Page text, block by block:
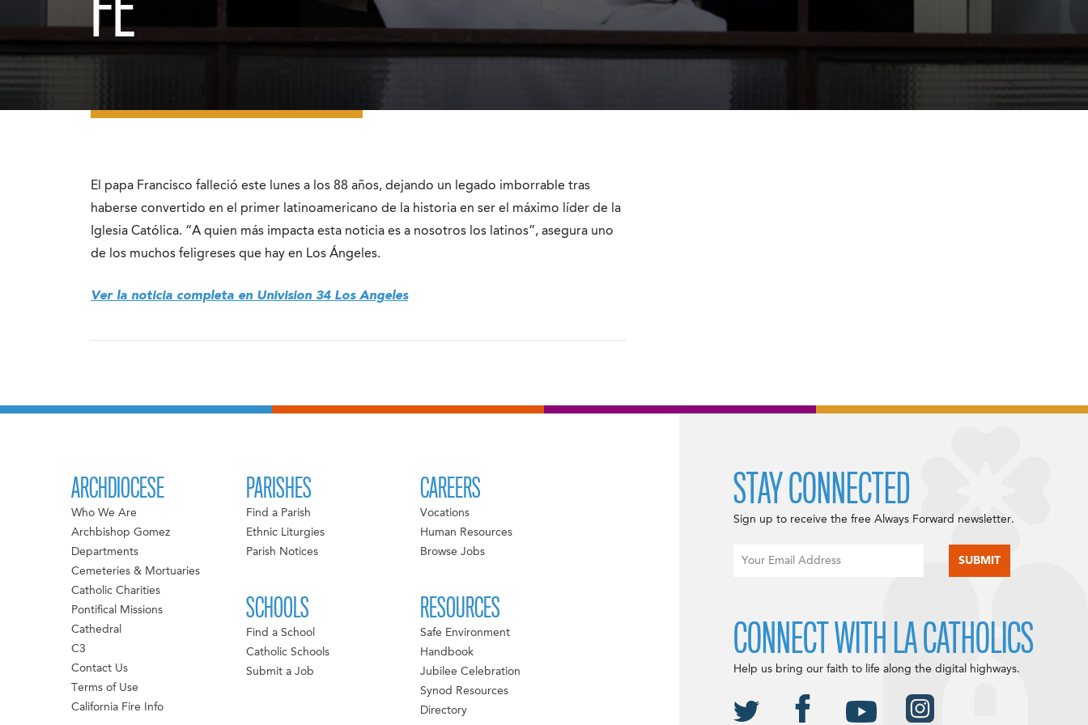
El papa Francisco falleció este lunes a los 88 años, dejando un legado imborrable tras
haberse convertido en el primer latinoamericano de la historia en ser el máximo líder de la
Iglesia Católica. “A quien más impacta esta noticia es a nosotros los latinos”, asegura uno
de los muchos feligreses que hay en Los Ángeles.
Ver la noticia completa en Univision 34 Los Angeles
ARCHDIOCESE
Who We Are
Archbishop Gomez
Departments
Cemeteries & Mortuaries
Catholic Charities
Pontifical Missions
Cathedral
C3
Contact Us
Terms of Use
California Fire Info
PARISHES
Find a Parish
Ethnic Liturgies
Parish Notices
SCHOOLS
Find a School
Catholic Schools
Submit a Job
CAREERS
Vocations
Human Resources
Browse Jobs
RESOURCES
Safe Environment
Handbook
Jubilee Celebration
Synod Resources
Directory
STAY CONNECTED
Sign up to receive the free Always Forward newsletter.
CONNECT WITH LA CATHOLICS
Help us bring our faith to life along the digital highways.